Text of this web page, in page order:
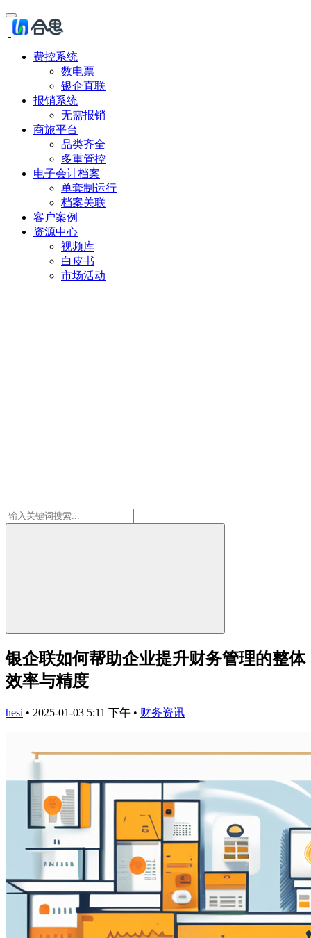
费控系统
数电票
银企直联
报销系统
无需报销
商旅平台
品类齐全
多重管控
电子会计档案
单套制运行
档案关联
客户案例
资源中心
视频库
白皮书
市场活动
银企联如何帮助企业提升财务管理的整体
效率与精度
hesi • 2025-01-03 5:11 下午 • 财务资讯